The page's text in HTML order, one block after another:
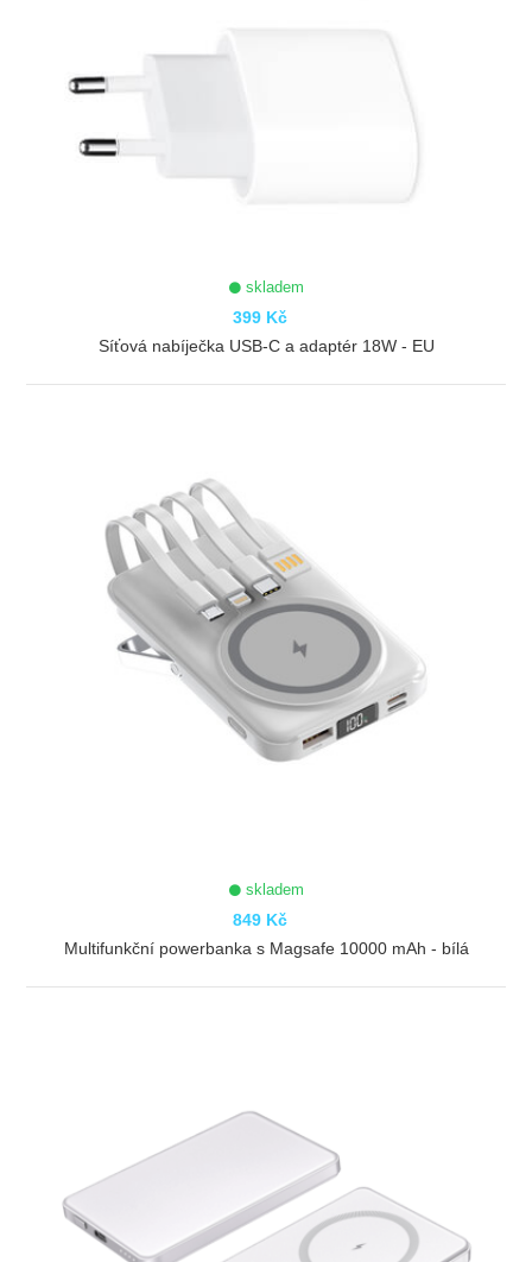
skladem
399 Kč
Síťová nabíječka USB-C a adaptér 18W - EU
skladem
849 Kč
Multifunkční powerbanka s Magsafe 10000 mAh - bílá